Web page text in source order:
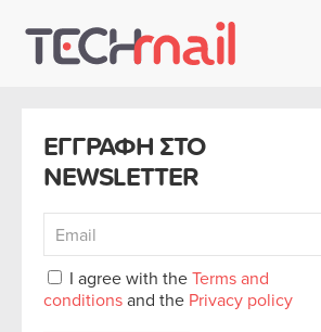
Skip to main content
ΕΓΓΡΑΦΗ ΣΤΟ
NEWSLETTER
I agree with theTerms and
conditionsand the Privacy policy